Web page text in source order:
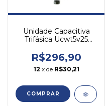
Unidade Capacitiva
Trifásica Ucwt5v25
R$296,90
12 x de R$30,21
COMPRAR